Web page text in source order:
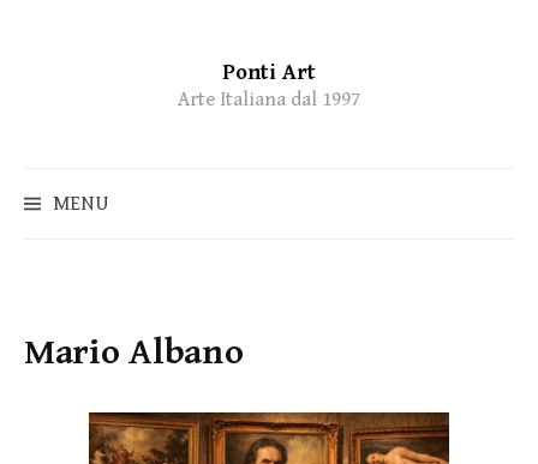
Ponti Art
Arte Italiana dal 1997
MENU
Mario Albano